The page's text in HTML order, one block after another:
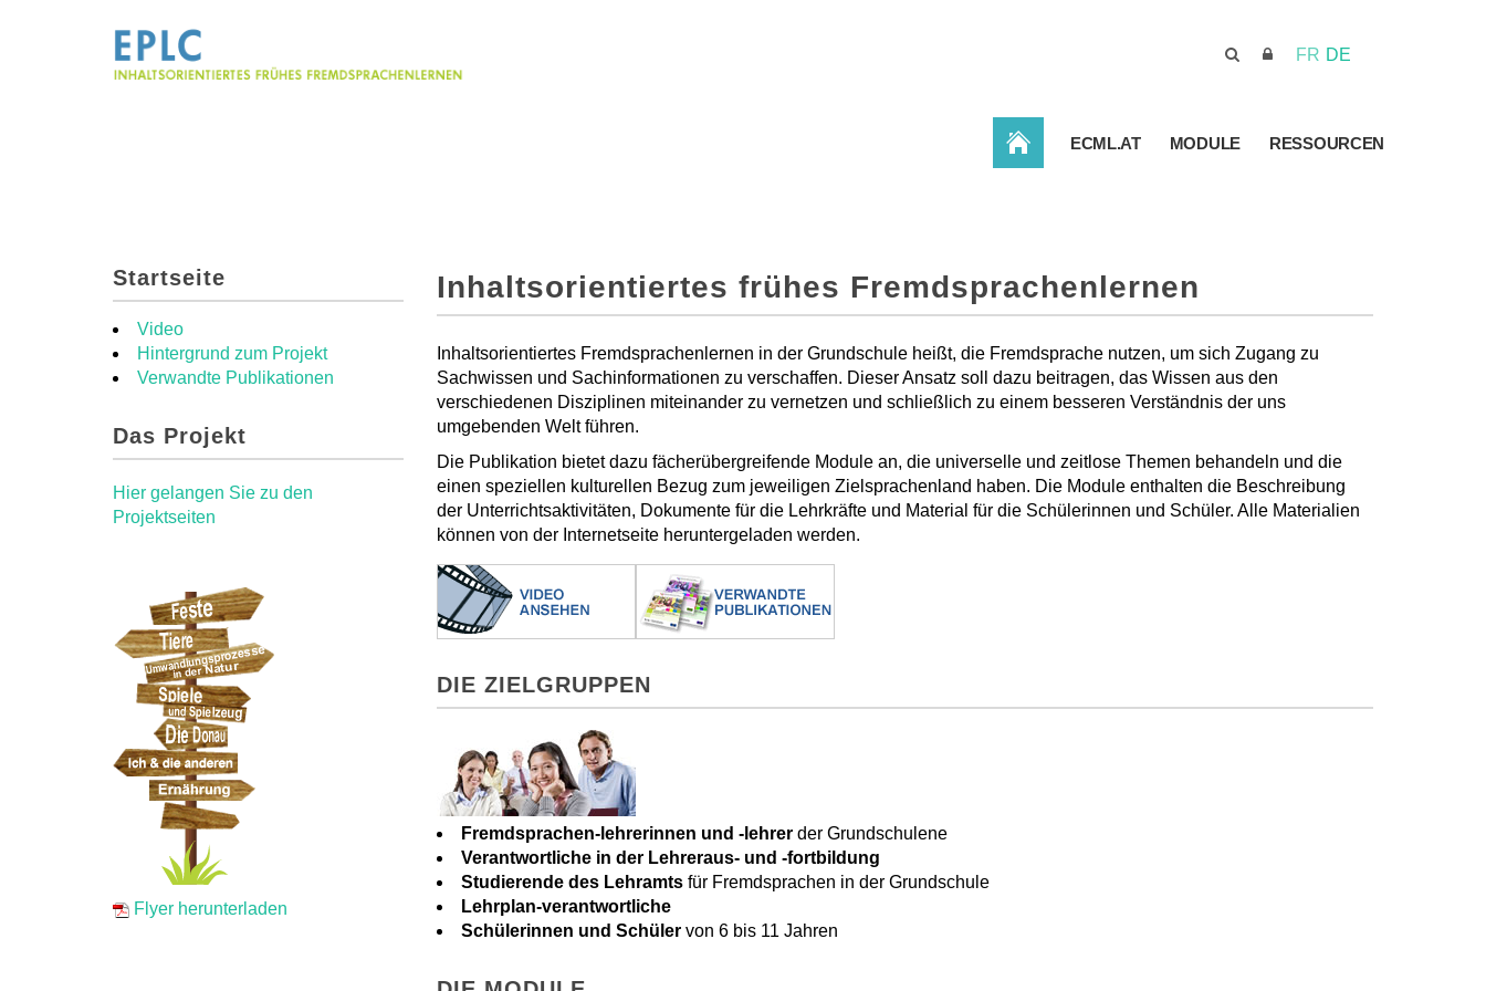
FR DE
STARTSEITEECML.AT MODULE RESSOURCEN
Startseite
Video
Hintergrund zum Projekt
Verwandte Publikationen
Das Projekt
Hier gelangen Sie zu den
Projektseiten
Flyer herunterladen
Inhaltsorientiertes frühes Fremdsprachenlernen
Inhaltsorientiertes Fremdsprachenlernen in der Grundschule heißt, die Fremdsprache nutzen, um sich Zugang zu
Sachwissen und Sachinformationen zu verschaffen. Dieser Ansatz soll dazu beitragen, das Wissen aus den
verschiedenen Disziplinen miteinander zu vernetzen und schließlich zu einem besseren Verständnis der uns
umgebenden Welt führen.
Die Publikation bietet dazu fächerübergreifende Module an, die universelle und zeitlose Themen behandeln und die
einen speziellen kulturellen Bezug zum jeweiligen Zielsprachenland haben. Die Module enthalten die Beschreibung
der Unterrichtsaktivitäten, Dokumente für die Lehrkräfte und Material für die Schülerinnen und Schüler. Alle Materialien
können von der Internetseite heruntergeladen werden.
DIE ZIELGRUPPEN
Fremdsprachen-lehrerinnen und -lehrerder Grundschulene
Verantwortliche in der Lehreraus- und -fortbildung
Studierende des Lehramtsfür Fremdsprachen in der Grundschule
Lehrplan-verantwortliche
Schülerinnen und Schülervon 6 bis 11 Jahren